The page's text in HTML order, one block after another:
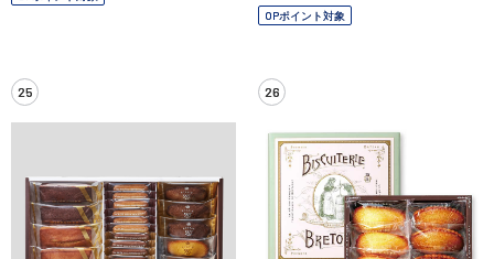
OPポイント対象
25 26